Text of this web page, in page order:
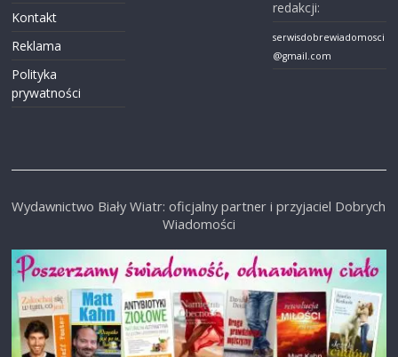
Kontakt
Reklama
Polityka
prywatności
redakcji:
serwisdobrewiadomosci
@gmail.com
Wydawnictwo Biały Wiatr: oficjalny partner i przyjaciel Dobrych
Wiadomości